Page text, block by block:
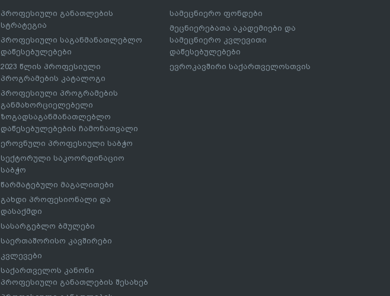
პროფესიული განათლების
სტრატეგია
პროფესიული საგანმანათლებლო
დაწესებულებები
2023 წლის პროფესიული
პროგრამების კატალოგი
პროფესიული პროგრამების
განმახორციელებელი
ზოგადსაგანმანათლებლო
დაწესებულებების ჩამონათვალი
ეროვნული პროფესიული საბჭო
სექტორული საკოორდინაციო
საბჭო
წარმატებული მაგალითები
გახდი პროფესიონალი და
დასაქმდი
სასარგებლო ბმულები
საერთაშორისო კავშირები
კვლევები
საქართველოს კანონი
პროფესიული განათლების შესახებ
სამეცნიერო ფონდები
მეცნიერებათა აკადემიები და
სამეცნიერო კვლევითი
დაწესებულებები
ევროკავშირი საქართველოსთვის